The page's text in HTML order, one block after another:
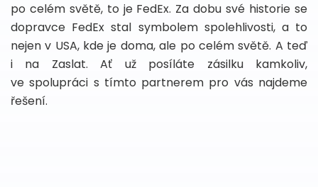
po celém světě, to je FedEx. Za dobu své historie se
dopravce FedEx stal symbolem spolehlivosti, a to
nejen v USA, kde je doma, ale po celém světě. A teď
i na Zaslat. Ať už posíláte zásilku kamkoliv,
ve spolupráci s tímto partnerem pro vás najdeme
řešení.